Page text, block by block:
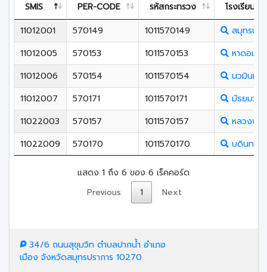
SMIS PER-CODE รหัสกระทรวง
โรงเรียน
11012001
570149 1011570149
สมุทรปรา
11012005
570153 1011570153
หาดอมร
11012006
570154 1011570154
นวมินทร
11012007
570171 1011570171
มัธยมวัด
11022003
570157 1011570157
หลวงพ่อ
11022009
570170 1011570170 บดินทรเ
แสดง 1 ถึง 6 ของ 6 เร็คคอร์ด
Previous
1 Next
34/6 ถนนสุขุมวิท ตำบลปากน้ำ อำเภอ
เมือง จังหวัดสมุทรปราการ 10270